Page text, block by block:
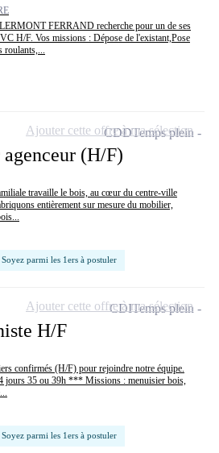
FERRAND recherche pour un de ses
H/F. Vos missions : Dépose de l'existant,Pose
roulants,...
(H/F)
travaille le bois, au cœur du centre-ville
entièrement sur mesure du mobilier,
Soyez parmi les 1ers à postuler
CDDTemps plein
Ajouter cette offre à ma sélection
H/F
confirmés (H/F) pour rejoindre notre équipe.
jours 35 ou 39h *** Missions : menuisier bois,
Soyez parmi les 1ers à postuler
CDITemps plein
Ajouter cette offre à ma sélection